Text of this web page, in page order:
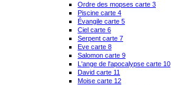
Ordre des mopses carte 3
Piscine carte 4
Évangile carte 5
Ciel carte 6
Serpent carte 7
Eve carte 8
Salomon carte 9
L'ange de l'apocalypse carte 10
David carte 11
Moise carte 12